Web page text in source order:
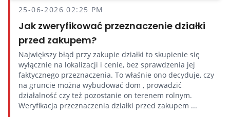
25-06-2026 02:25 PM
Jak zweryfikować przeznaczenie działki
przed zakupem?
Największy błąd przy zakupie działki to skupienie się
wyłącznie na lokalizacji i cenie, bez sprawdzenia jej
faktycznego przeznaczenia. To właśnie ono decyduje, czy
na gruncie można wybudować dom , prowadzić
działalność czy też pozostanie on terenem rolnym.
Weryfikacja przeznaczenia działki przed zakupem ...